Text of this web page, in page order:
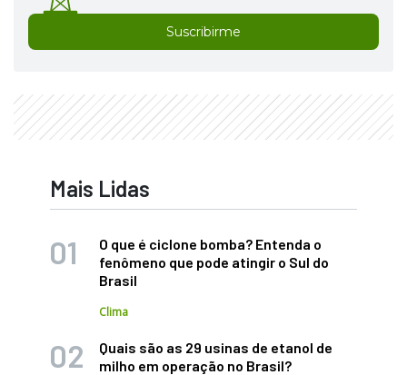
Suscribirme
Mais Lidas
O que é ciclone bomba? Entenda o
fenômeno que pode atingir o Sul do
Brasil
Clima
Quais são as 29 usinas de etanol de
milho em operação no Brasil?